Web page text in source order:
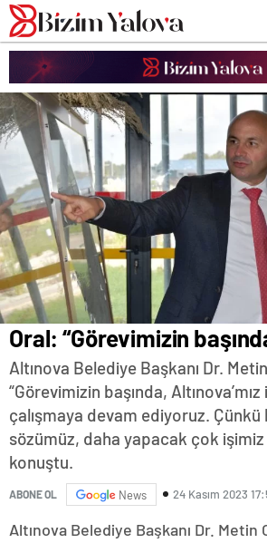
romabet
romabet
romabet
deneme
bonusu
veren
siteler
Oral: “Görevimizin
Altınova Belediye Başkanı Dr.
“Görevimizin başında,
çalışmaya devam ediyoruz. Çünkü
sözümüz, daha yapacak çok işimiz
konuştu.
ABONE OL News 24 Kasım 2023
Altınova Belediye Başkanı Dr. Metin